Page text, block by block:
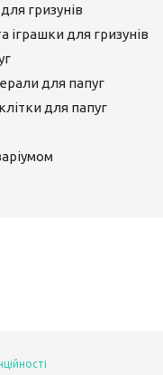
гризунів
іграшки для гризунів
для папуг
для папуг